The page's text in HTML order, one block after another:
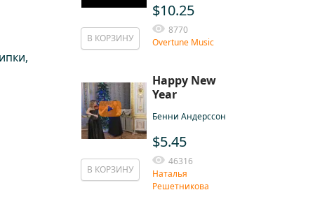
В КОРЗИНУ
$10.25
8770
Overtune Music
В КОРЗИНУ
Happy New
Year
Бенни Андерссон
$5.45
46316
Наталья
Решетникова